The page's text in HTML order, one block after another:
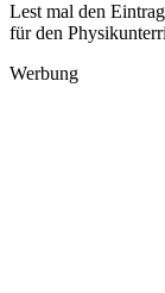
Lest mal den
für den
Werbung